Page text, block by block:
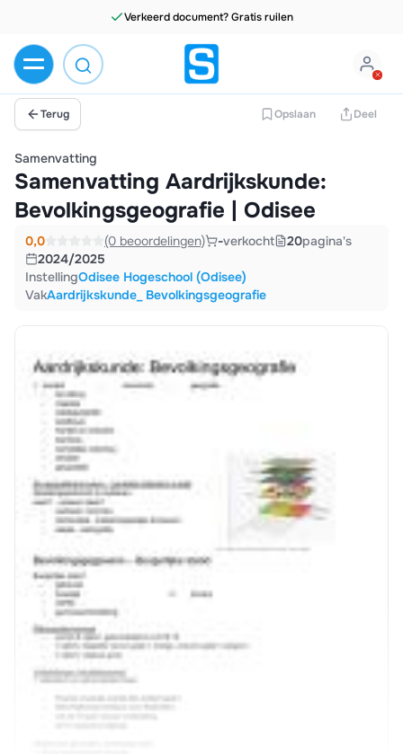
Verkeerd document? Gratis ruilen
Terug Opslaan Deel
Samenvatting
Samenvatting Aardrijkskunde:
Bevolkingsgeografie | Odisee
0,0 (0 beoordelingen) -verkocht 20pagina's
2024/2025
InstellingOdisee Hogeschool (Odisee)
VakAardrijkskunde_ Bevolkingsgeografie